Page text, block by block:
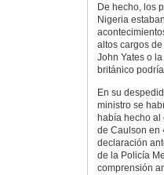
De hecho, los
Nigeria
altos cargos
John Yates o
británico
En su
ministro se
había hecho
de Caulson en
declaración
de la Policía
comprensión